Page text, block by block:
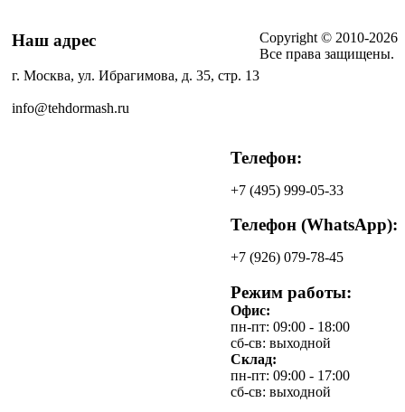
Copyright © 2010-2026
Все права защищены.
Наш адрес
г. Москва, ул. Ибрагимова, д. 35, стр. 13
info@tehdormash.ru
Телефон:
+7 (495) 999-05-33
Телефон (WhatsApp):
+7 (926) 079-78-45
Режим работы:
Офис:
пн-пт: 09:00 - 18:00
сб-св: выходной
Склад:
пн-пт: 09:00 - 17:00
сб-св: выходной